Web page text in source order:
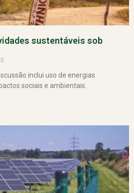
sustentáveis sob
inclui uso de energias
sociais e ambientais.